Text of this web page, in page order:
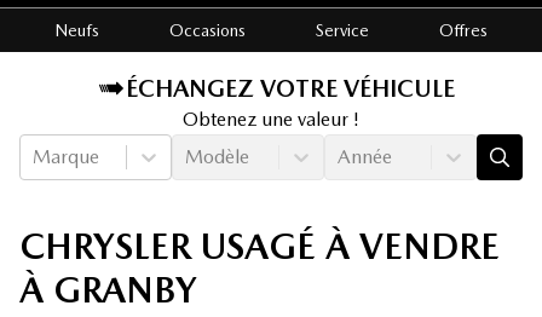
Neufs Occasions Service Offres
ÉCHANGEZ VOTRE VÉHICULE
Obtenez une valeur !
Marque
Modèle Année
CHRYSLER USAGÉ À VENDRE
À GRANBY